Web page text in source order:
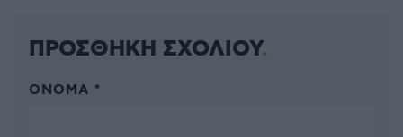
ΠΡΟΣΘΗΚΗ ΣΧΟΛΙΟΥ
ΌΝΟΜΑ *